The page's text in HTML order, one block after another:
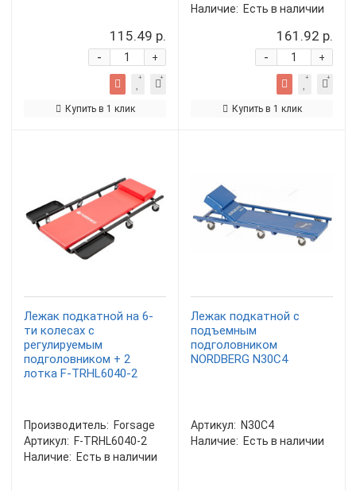
115.49 р.
+
-
Купить в 1 клик
Наличие: Есть в наличии
161.92 р.
+
-
Купить в 1 клик
Лежак подкатной на 6-
ти колесах с
регулируемым
подголовником + 2
лотка F-TRHL6040-2
Производитель: Forsage
Артикул: F-TRHL6040-2
Наличие: Есть в наличии
Лежак подкатной с
подъемным
подголовником
NORDBERG N30C4
Артикул: N30C4
Наличие: Есть в наличии